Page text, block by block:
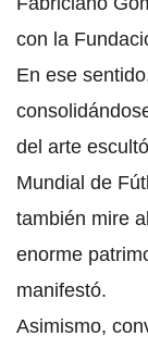
con la
En ese
del arte
Mundial de
también mire
enorme
manifestó.
Asimismo,